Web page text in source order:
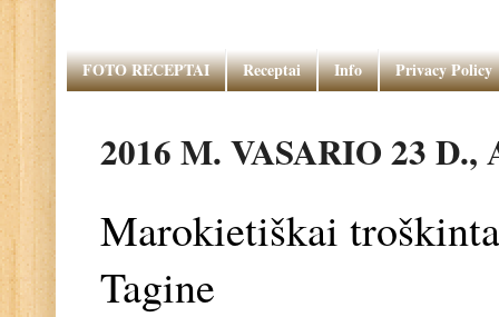
FOTO RECEPTAI Receptai Info Privacy Policy
2016 M. VASARIO 23
Marokietiškai
Tagine